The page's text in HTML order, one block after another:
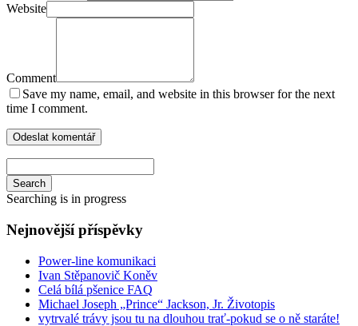
Website
Comment
Save my name, email, and website in this browser for the next
time I comment.
Search
Searching is in progress
Nejnovější příspěvky
Power-line komunikaci
Ivan Stěpanovič Koněv
Celá bílá pšenice FAQ
Michael Joseph „Prince“ Jackson, Jr. Životopis
vytrvalé trávy jsou tu na dlouhou trať-pokud se o ně staráte!